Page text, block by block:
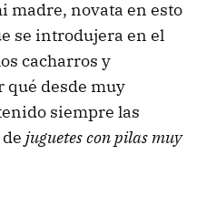
madre, novata en esto
se introdujera en el
cacharros y
desde muy
siempre las
juguetes con pilas muy